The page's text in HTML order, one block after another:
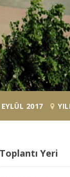
2017
Toplantı Yeri